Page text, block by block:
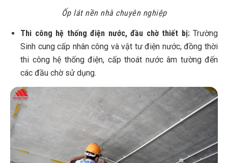
Ốp lát nền nhà chuyên nghiệp
Thi công hệ thống điện nước, đầu chờ thiết bị:Trường
Sinh cung cấp nhân công và vật tư điện nước, đồng thời
thi công hệ thống điện, cấp thoát nước âm tường đến
các đầu chờ sử dụng.